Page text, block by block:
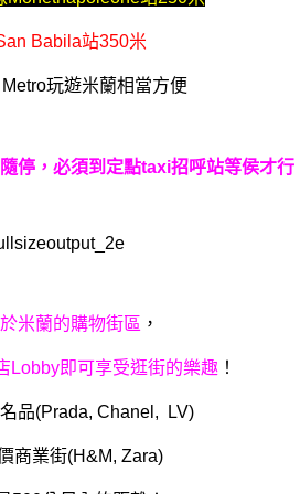
Babila站350米
玩遊米蘭相當方便
停， 必須到定點taxi招呼站等侯才行
米蘭的購物街區 ，
Lobby即可享受逛街的樂趣 ！
品(Prada, Chanel, LV)
商業街(H&M, Zara)